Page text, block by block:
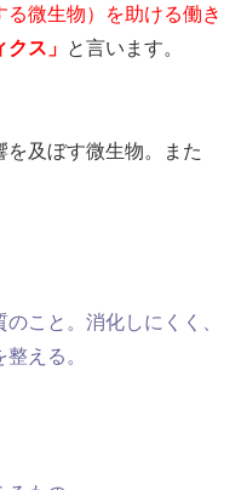
微生物）を助ける働き
クス」 と言います。
及ぼす微生物。また
こと。消化しにくく、
える。